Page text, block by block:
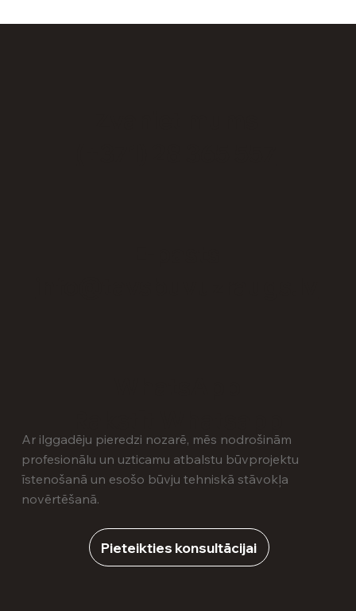
Ar ilggadēju pieredzi nozarē, mēs nodrošinām
profesionālu un uzticamu atbalstu būvprojektu
īstenošanā un esošo būvju tehniskā stāvokļa
novērtēšanā.
Pieteikties konsultācijai